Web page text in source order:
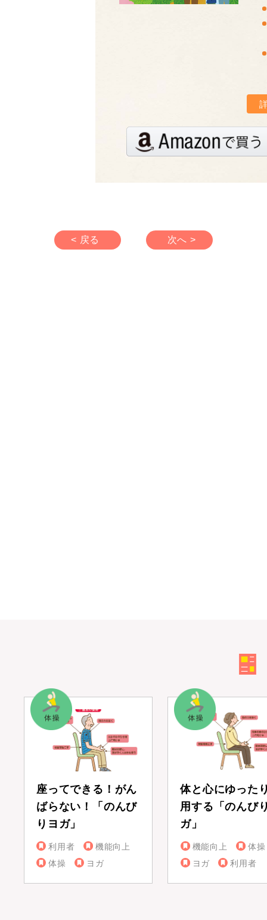
< 戻る 次へ >
座ってできる！がん
ばらない！「のんび
りヨガ」
利用者
機能向上
体操
ヨガ
体と心にゆった
用する「のんび
ガ」
機能向上
体操
ヨガ
利用者